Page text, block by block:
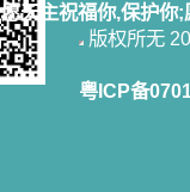
愿天主祝福你,保护你
版权所无
粤ICP备